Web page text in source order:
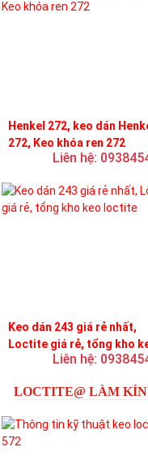
Henkel 272, keo dán
272, Keo khóa ren 272
Liên hệ:
Keo dán 243 giá rẻ nhất,
Loctite giá rẻ, tổng kho
Liên hệ:
LOCTITE@ LÀM